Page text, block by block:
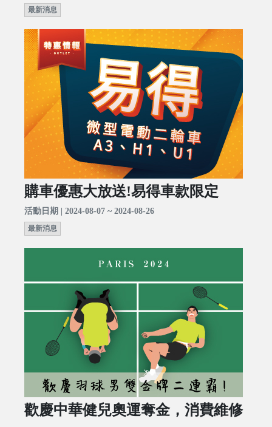
最新消息
購車優惠大放送!易得車款限定
活動日期 | 2024-08-07 ~ 2024-08-26
最新消息
歡慶中華健兒奧運奪金，消費維修